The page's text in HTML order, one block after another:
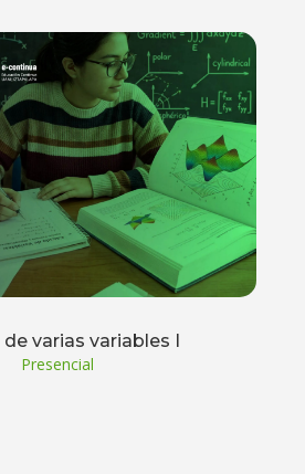
de varias variables I
Presencial